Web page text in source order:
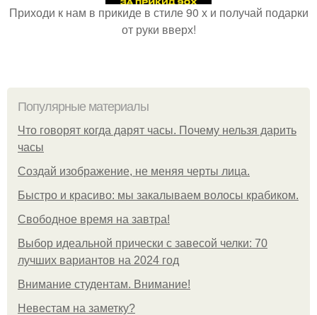
Приходи к нам в прикиде в стиле 90 х и получай подарки
от руки вверх!
Популярные материалы
Что говорят когда дарят часы. Почему нельзя дарить
часы
Создай изображение, не меняя черты лица.
Быстро и красиво: мы закалываем волосы крабиком.
Свободное время на завтра!
Выбор идеальной прически с завесой челки: 70
лучших вариантов на 2024 год
Внимание студентам. Внимание!
Невестам на заметку?